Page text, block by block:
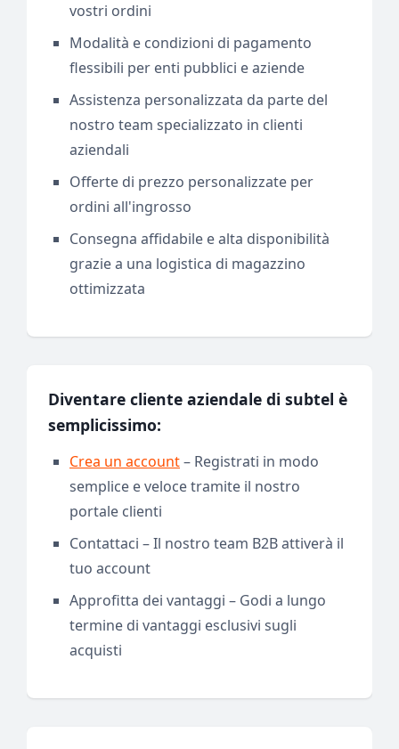
vostri ordini
Modalità e condizioni di pagamento
flessibili per enti pubblici e aziende
Assistenza personalizzata da parte del
nostro team specializzato in clienti
aziendali
Offerte di prezzo personalizzate per
ordini all'ingrosso
Consegna affidabile e alta disponibilità
grazie a una logistica di magazzino
ottimizzata
Diventare cliente aziendale di subtel è
semplicissimo:
Crea un account– Registrati in modo
semplice e veloce tramite il nostro
portale clienti
Contattaci – Il nostro team B2B attiverà il
tuo account
Approfitta dei vantaggi – Godi a lungo
termine di vantaggi esclusivi sugli
acquisti